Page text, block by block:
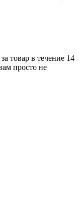
товар в течение 14
просто не